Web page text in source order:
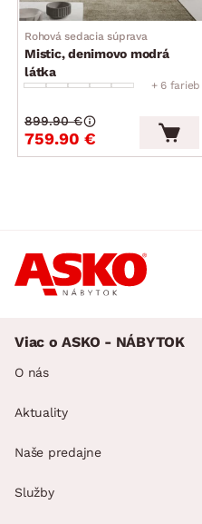
Rohová sedacia súprava
Mistic, denimovo modrá
látka
+ 6 farieb
759.90 €
899.90 €
Viac o ASKO - NÁBYTOK
O nás
Aktuality
Naše predajne
Služby